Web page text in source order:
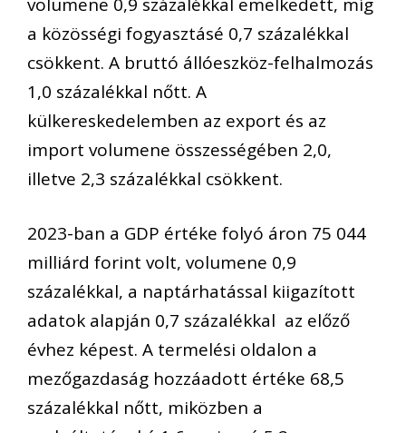
a közösségi fogyasztásé 0,7 százalékkal
csökkent. A bruttó állóeszköz-felhalmozás
1,0 százalékkal nőtt. A
külkereskedelemben az export és az
import volumene összességében 2,0,
illetve 2,3 százalékkal csökkent.
2023-ban a GDP értéke folyó áron 75 044
milliárd forint volt, volumene 0,9
százalékkal, a naptárhatással kiigazított
adatok alapján 0,7 százalékkal az előző
évhez képest. A termelési oldalon a
mezőgazdaság hozzáadott értéke 68,5
százalékkal nőtt, miközben a